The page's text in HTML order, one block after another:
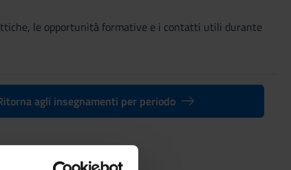
le opportunità formative e i contatti utili durante
agli insegnamenti per periodo